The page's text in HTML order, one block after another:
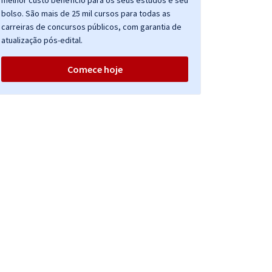
bolso. São mais de 25 mil cursos para todas as
carreiras de concursos públicos, com garantia de
atualização pós-edital.
Comece hoje